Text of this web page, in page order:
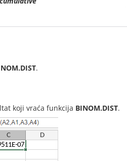
.
koji vraća funkcija BINOM.DIST.